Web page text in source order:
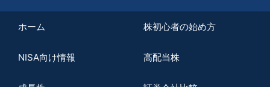
ホーム 株初心者の始め方
NISA向け情報 高配当株